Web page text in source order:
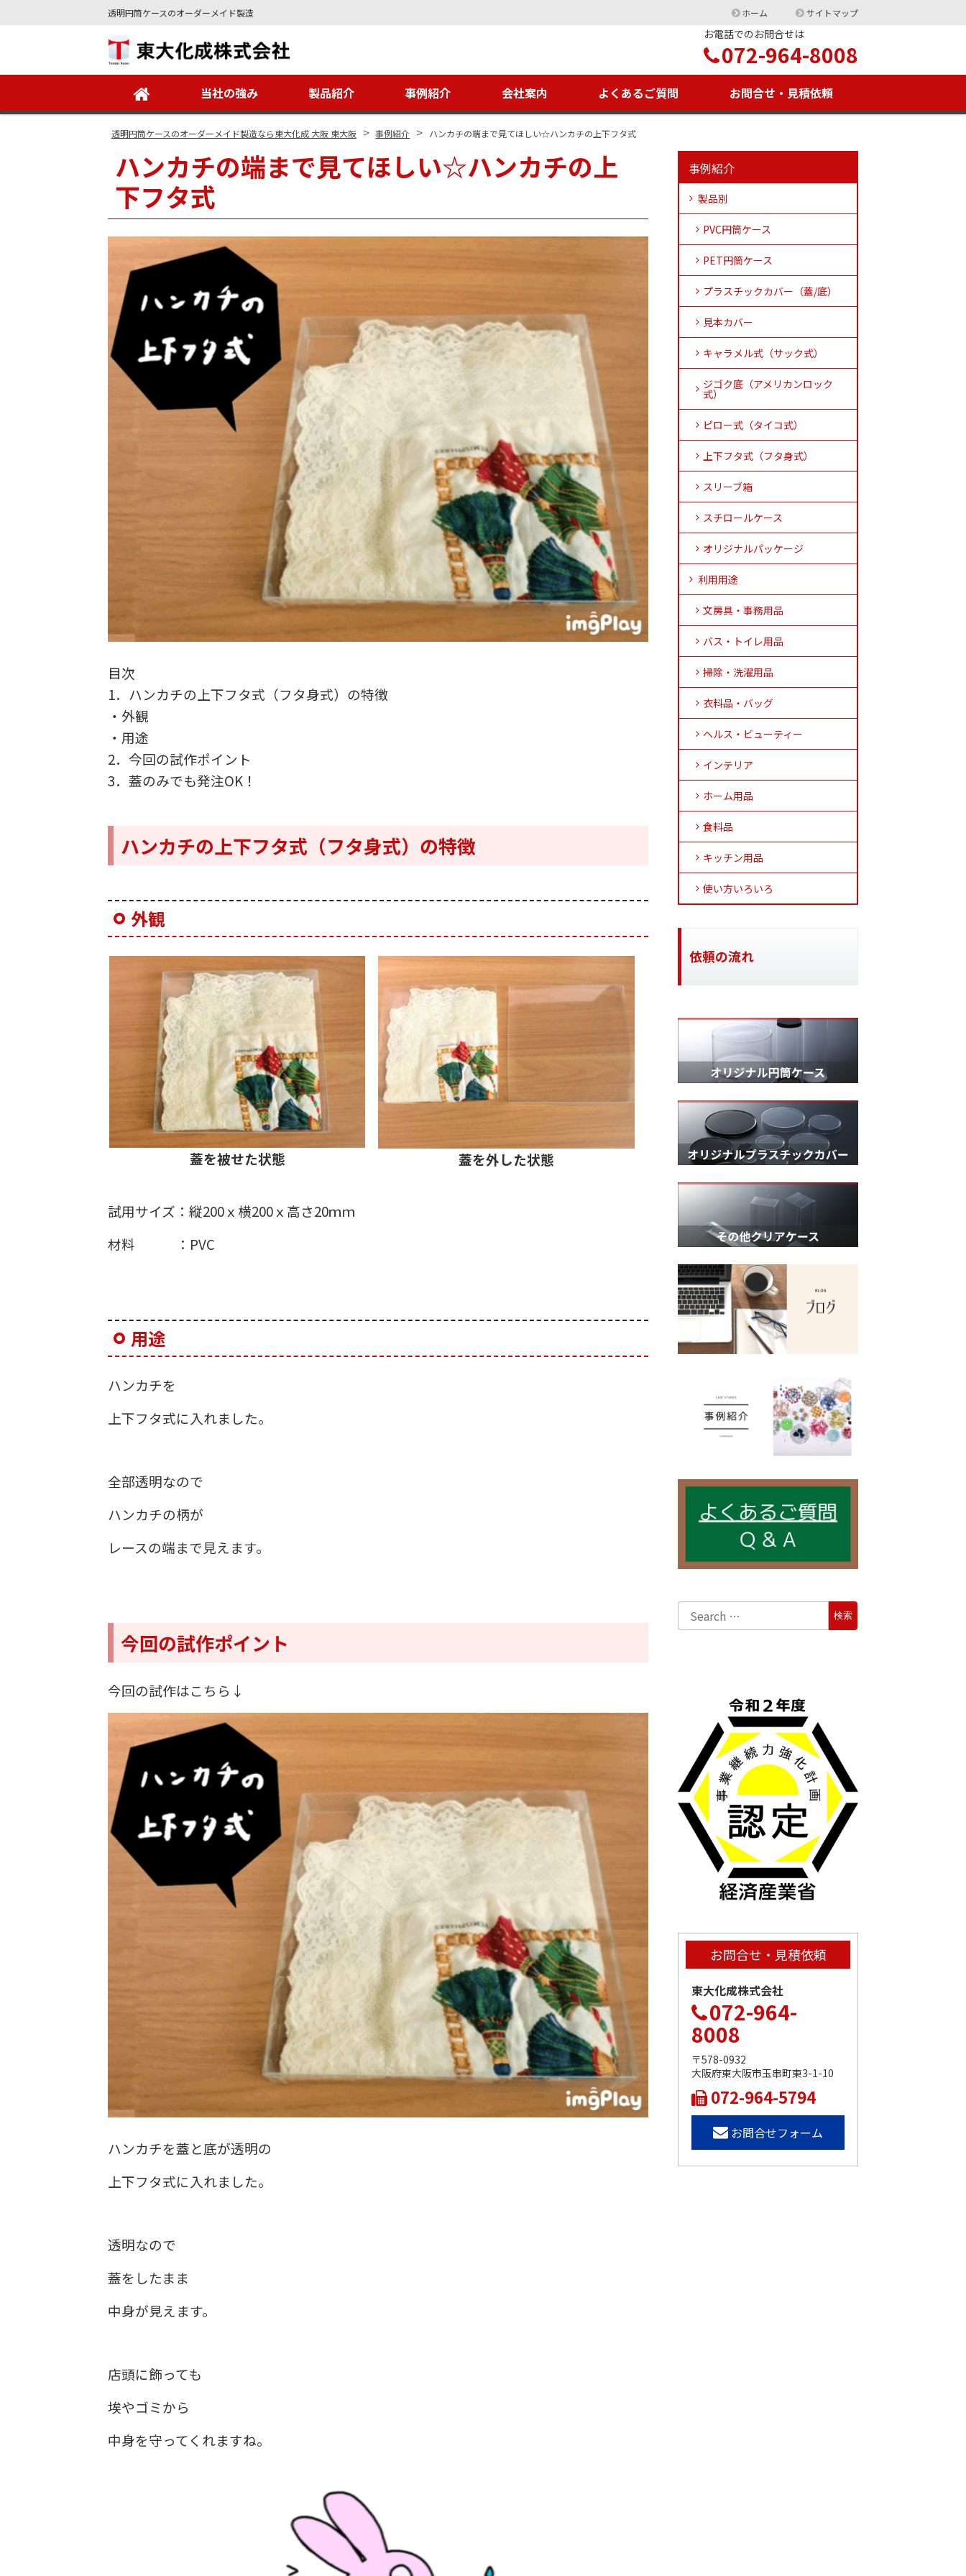
透明円筒ケースのオーダーメイド製造 ホーム サイトマップ
お電話でのお問合せは
072-964-8008
当社の強み 製品紹介 事例紹介 会社案内 よくあるご質問 お問合せ・見積依頼
透明円筒ケースのオーダーメイド製造なら東大化成 大阪 東大阪 > 事例紹介 > ハンカチの端まで見てほしい☆ハンカチの上下フタ式
ハンカチの端まで見てほしい☆ハンカチの上
下フタ式
目次
1．ハンカチの上下フタ式（フタ身式）の特徴
・外観
・用途
2．今回の試作ポイント
3．蓋のみでも発注OK！
ハンカチの上下フタ式（フタ身式）の特徴
外観
蓋を被せた状態 蓋を外した状態
試用サイズ：縦200ｘ横200ｘ高さ20ｍｍ
材料 ：PVC
用途
ハンカチを
上下フタ式に入れました。
全部透明なので
ハンカチの柄が
レースの端まで見えます。
今回の試作ポイント
今回の試作はこちら↓
ハンカチを蓋と底が透明の
上下フタ式に入れました。
透明なので
蓋をしたまま
中身が見えます。
店頭に飾っても
埃やゴミから
中身を守ってくれますね。
事例紹介
製品別
PVC円筒ケース
PET円筒ケース
プラスチックカバー（蓋/底）
見本カバー
キャラメル式（サック式）
ジゴク底（アメリカンロック
式）
ピロー式（タイコ式）
上下フタ式（フタ身式）
スリーブ箱
スチロールケース
オリジナルパッケージ
利用用途
文房具・事務用品
バス・トイレ用品
掃除・洗濯用品
衣料品・バッグ
ヘルス・ビューティー
インテリア
ホーム用品
食料品
キッチン用品
使い方いろいろ
依頼の流れ
お問合せ・見積依頼
東大化成株式会社
072-964-
8008
〒578-0932
大阪府東大阪市玉串町東3-1-10
072-964-5794
お問合せフォーム